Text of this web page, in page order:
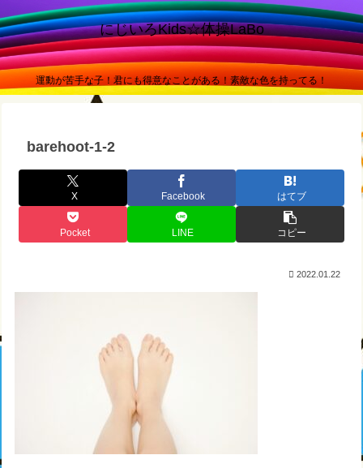
にじいろKids☆体操LaBo
運動が苦手な子！君にも得意なことがある！素敵な色を持ってる！
barehoot-1-2
X Facebook はてブ
Pocket LINE コピー
2022.01.22